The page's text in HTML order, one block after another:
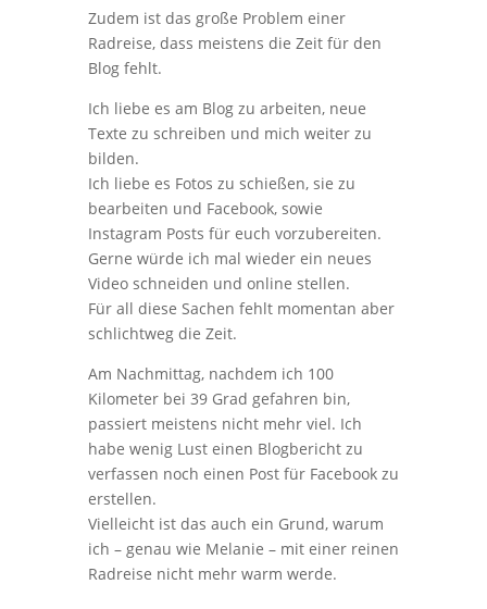
Zudem ist das große Problem einer
Radreise, dass meistens die Zeit für den
Blog fehlt.
Ich liebe es am Blog zu arbeiten, neue
Texte zu schreiben und mich weiter zu
bilden.
Ich liebe es Fotos zu schießen, sie zu
bearbeiten und Facebook, sowie
Instagram Posts für euch vorzubereiten.
Gerne würde ich mal wieder ein neues
Video schneiden und online stellen.
Für all diese Sachen fehlt momentan aber
schlichtweg die Zeit.
Am Nachmittag, nachdem ich 100
Kilometer bei 39 Grad gefahren bin,
passiert meistens nicht mehr viel. Ich
habe wenig Lust einen Blogbericht zu
verfassen noch einen Post für Facebook zu
erstellen.
Vielleicht ist das auch ein Grund, warum
ich – genau wie Melanie – mit einer reinen
Radreise nicht mehr warm werde.